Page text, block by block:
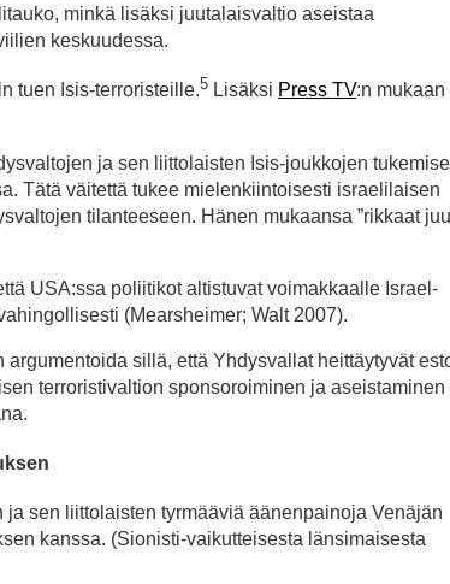
minkä lisäksi juutalaisvaltio aseistaa
keskuudessa.
tuen Isis-terroristeille.5 Lisäksi Press TV:n mukaan
ja sen liittolaisten Isis-joukkojen
Tätä väitettä tukee mielenkiintoisesti israelilaisen
tilanteeseen. Hänen mukaansa ”rikkaat
USA:ssa poliitikot altistuvat voimakkaalle Israel-
(Mearsheimer; Walt 2007).
sillä, että Yhdysvallat heittäytyvät
terroristivaltion sponsoroiminen ja aseistaminen
sen liittolaisten tyrmääviä äänenpainoja Venäjän
kanssa. (Sionisti-vaikutteisesta länsimaisesta